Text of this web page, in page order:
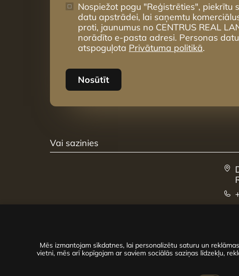
Mēs izmantojam sīkdatnes, lai personalizētu saturu un
vietni, mēs arī kopīgojam ar saviem sociālās saziņas līdzekļu,
Nospiežot pogu "Reģistrēties", piekrītu
datu apstrādei, lai saņemtu
proti, jaunumus no CENTRUS REAL
norādīto e-pasta adresi. Personas
atspoguļota Privātuma politikā.
Nosūtīt
Vai sazinies